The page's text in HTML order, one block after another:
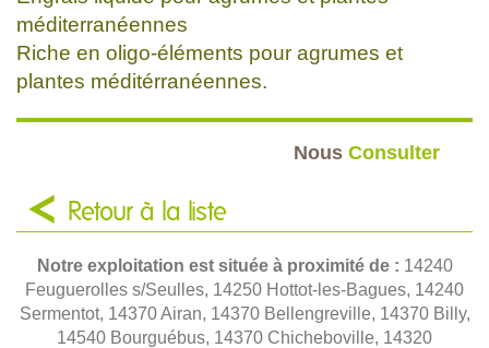
méditerranéennes
Riche en oligo-éléments pour agrumes et
plantes méditérranéennes.
Nous Consulter
Retour à la liste
Notre exploitation est située à proximité de : 14240
Feuguerolles s/Seulles, 14250 Hottot-les-Bagues, 14240
Sermentot, 14370 Airan, 14370 Bellengreville, 14370 Billy,
14540 Bourguébus, 14370 Chicheboville, 14320